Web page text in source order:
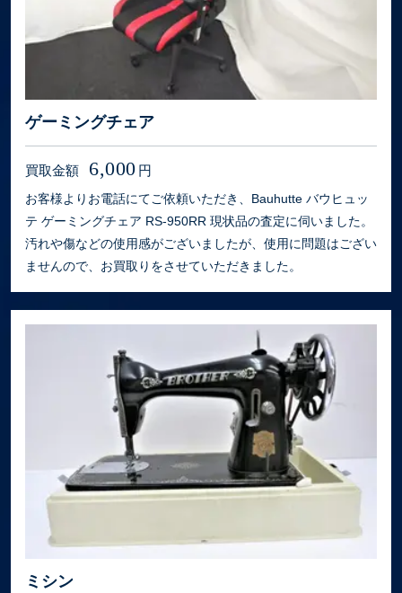
ゲーミングチェア
買取金額 6,000 円
お客様よりお電話にてご依頼いただき、Bauhutte バウヒュッ
テ ゲーミングチェア RS-950RR 現状品の査定に伺いました。
汚れや傷などの使用感がございましたが、使用に問題はござい
ませんので、お買取りをさせていただきました。
ミシン